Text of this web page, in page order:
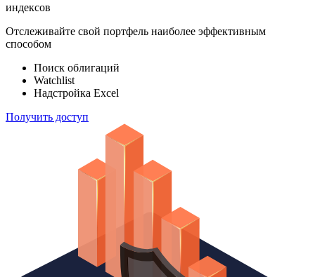
индексов
Отслеживайте свой портфель наиболее эффективным
способом
Поиск облигаций
Watchlist
Надстройка Excel
Получить доступ